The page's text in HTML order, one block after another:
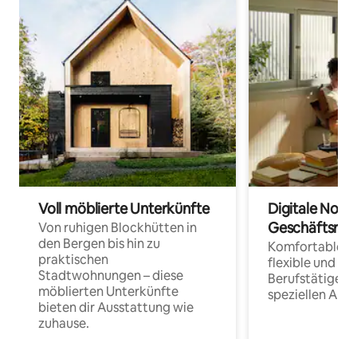
Voll möblierte Unterkünfte
Von ruhigen Blockhütten in
den Bergen bis hin zu
praktischen
Stadtwohnungen – diese
möblierten Unterkünfte
bieten dir Ausstattung wie
zuhause.
Digitale
Komfortable
flexible und
Berufstätige
speziellen